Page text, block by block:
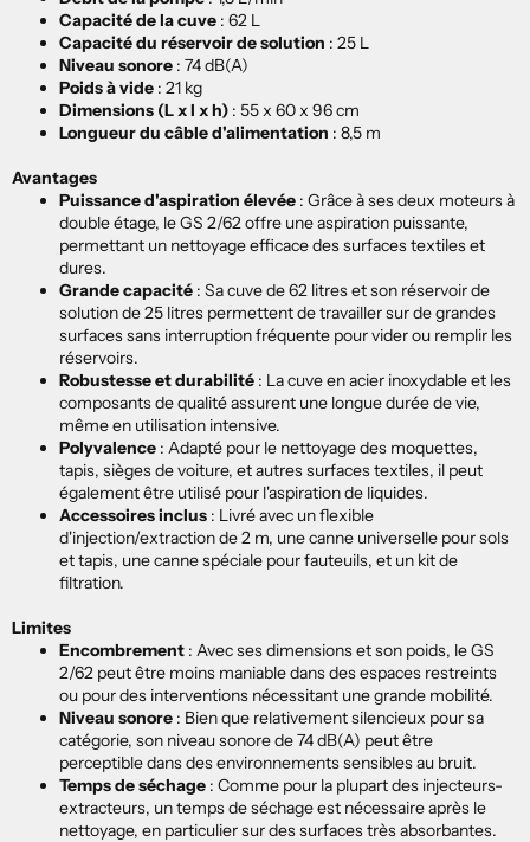
Capacité de la cuve : 62 L
Capacité du réservoir de solution : 25 L
Niveau sonore : 74 dB(A)
Poids à vide : 21 kg
Dimensions (L x l x h) : 55 x 60 x 96 cm
Longueur du câble d'alimentation : 8,5 m
Avantages
Puissance d'aspiration élevée : Grâce à ses deux moteurs à
double étage, le GS 2/62 offre une aspiration puissante,
permettant un nettoyage efficace des surfaces textiles et
dures.
Grande capacité : Sa cuve de 62 litres et son réservoir de
solution de 25 litres permettent de travailler sur de grandes
surfaces sans interruption fréquente pour vider ou remplir les
réservoirs.
Robustesse et durabilité : La cuve en acier inoxydable et les
composants de qualité assurent une longue durée de vie,
même en utilisation intensive.
Polyvalence : Adapté pour le nettoyage des moquettes,
tapis, sièges de voiture, et autres surfaces textiles, il peut
également être utilisé pour l'aspiration de liquides.
Accessoires inclus : Livré avec un flexible
d'injection/extraction de 2 m, une canne universelle pour sols
et tapis, une canne spéciale pour fauteuils, et un kit de
filtration.
Limites
Encombrement : Avec ses dimensions et son poids, le GS
2/62 peut être moins maniable dans des espaces restreints
ou pour des interventions nécessitant une grande mobilité.
Niveau sonore : Bien que relativement silencieux pour sa
catégorie, son niveau sonore de 74 dB(A) peut être
perceptible dans des environnements sensibles au bruit.
Temps de séchage : Comme pour la plupart des injecteurs-
extracteurs, un temps de séchage est nécessaire après le
nettoyage, en particulier sur des surfaces très absorbantes.